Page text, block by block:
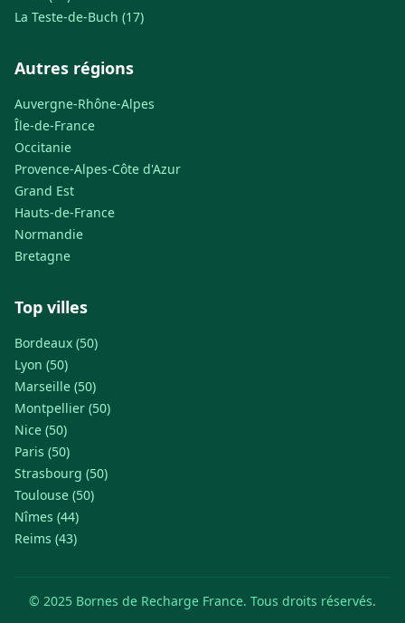
La Teste-de-Buch (17)
Autres régions
Auvergne-Rhône-Alpes
Île-de-France
Occitanie
Provence-Alpes-Côte d'Azur
Grand Est
Hauts-de-France
Normandie
Bretagne
Top villes
Bordeaux (50)
Lyon (50)
Marseille (50)
Montpellier (50)
Nice (50)
Paris (50)
Strasbourg (50)
Toulouse (50)
Nîmes (44)
Reims (43)
© 2025 Bornes de Recharge France. Tous droits réservés.